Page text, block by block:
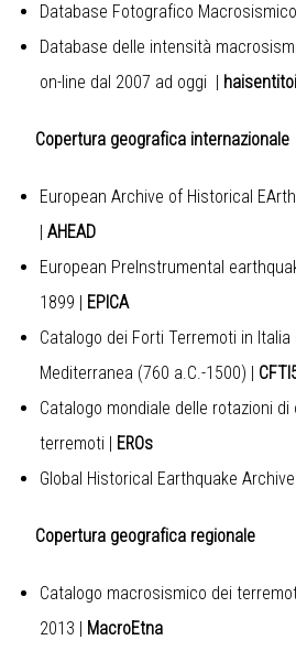
Database Fotografico Macrosismico
Database delle intensità
on-line dal 2007 ad oggi
Copertura geografica internazionale
European Archive of Historical
AHEAD
European PreInstrumental
1899
EPICA
Catalogo dei Forti Terremoti in Italia
Mediterranea (760 a.C.-1500)
Catalogo mondiale delle rotazioni
terremoti
EROs
Global Historical Earthquake
Copertura geografica regionale
Catalogo macrosismico dei
2013
MacroEtna